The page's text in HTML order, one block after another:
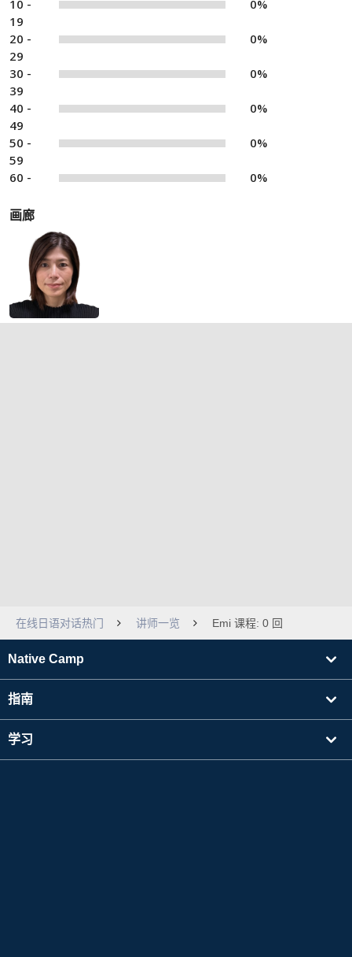
10 -
19
0%
20 -
29
0%
30 -
39
0%
40 -
49
0%
50 -
59
0%
60 - 0%
画廊
在线日语对话热门 讲师一览 Emi 课程: 0 回
Native Camp
指南
学习